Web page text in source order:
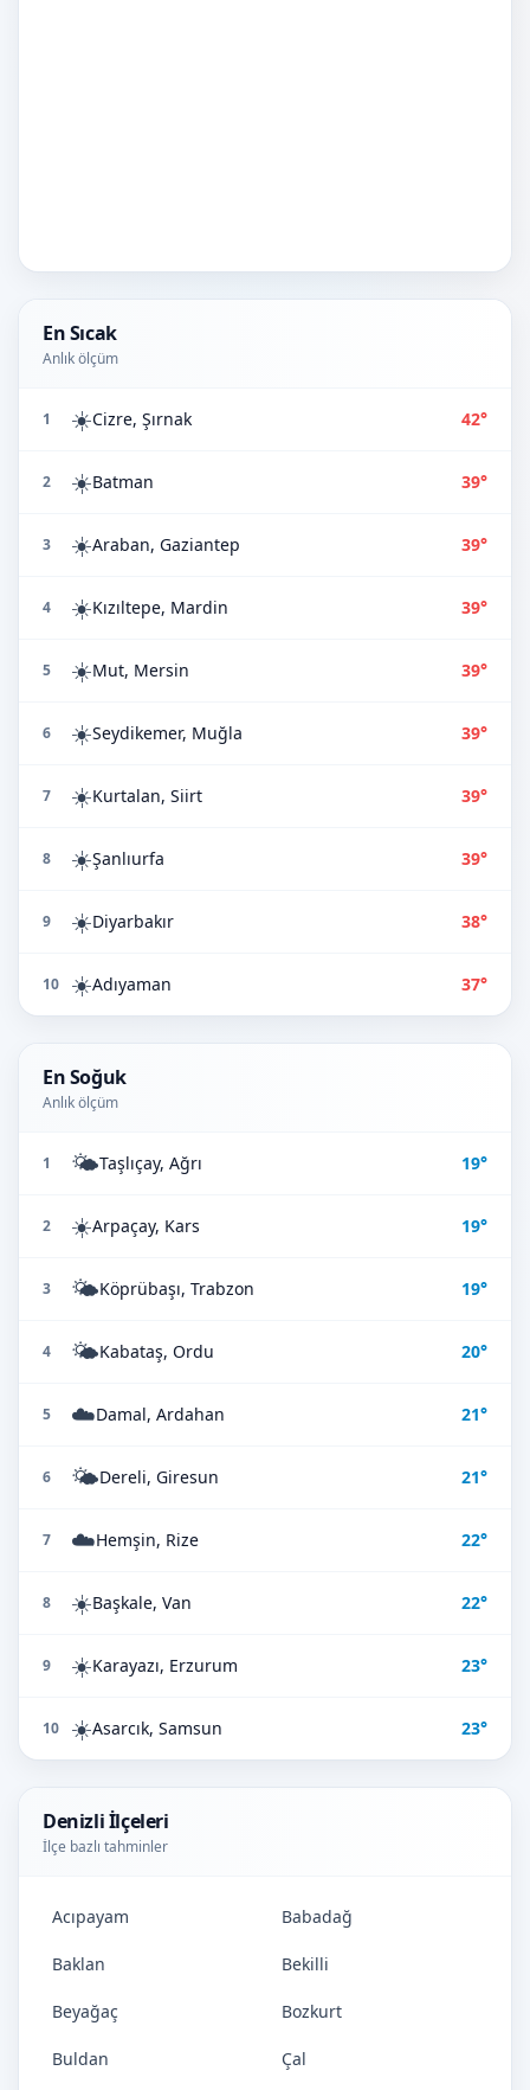
En Sıcak
Anlık ölçüm
1 ☀️Cizre, Şırnak 42°
2 ☀️Batman 39°
3 ☀️Araban, Gaziantep 39°
4 ☀️Kızıltepe, Mardin 39°
5 ☀️Mut, Mersin 39°
6 ☀️Seydikemer, Muğla 39°
7 ☀️Kurtalan, Siirt 39°
8 ☀️Şanlıurfa 39°
9 ☀️Diyarbakır 38°
10 ☀️Adıyaman 37°
En Soğuk
Anlık ölçüm
1 🌤️Taşlıçay, Ağrı 19°
2 ☀️Arpaçay, Kars 19°
3 🌤️Köprübaşı, Trabzon 19°
4 🌤️Kabataş, Ordu 20°
5 ☁️Damal, Ardahan 21°
6 🌤️Dereli, Giresun 21°
7 ☁️Hemşin, Rize 22°
8 ☀️Başkale, Van 22°
9 ☀️Karayazı, Erzurum 23°
10 ☀️Asarcık, Samsun 23°
Denizli İlçeleri
İlçe bazlı tahminler
Acıpayam Babadağ
Baklan Bekilli
Beyağaç Bozkurt
Buldan Çal